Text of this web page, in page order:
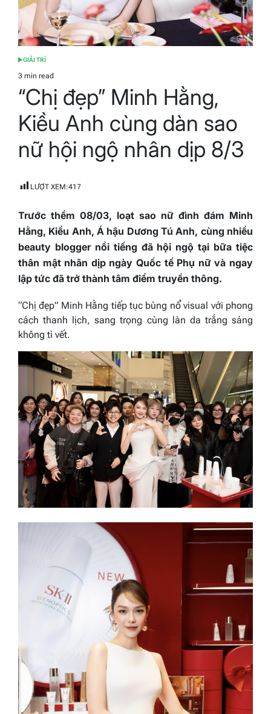
POSTED
IN
GIẢI TRÍ
Estimated
read
time
3 min read
“Chị đẹp” Minh Hằng,
Kiều Anh cùng dàn sao
nữ hội ngộ nhân dịp 8/3
LƯỢT XEM:417
Trước thềm 08/03, loạt sao nữ đình đám Minh
Hằng, Kiều Anh, Á hậu Dương Tú Anh, cùng nhiều
beauty blogger nổi tiếng đã hội ngộ tại bữa tiệc
thân mật nhân dịp ngày Quốc tế Phụ nữ và ngay
lập tức đã trở thành tâm điểm truyền thông.
“Chị đẹp” Minh Hằng tiếp tục bùng nổ visual với phong
cách thanh lịch, sang trọng cùng làn da trắng sáng
không tì vết.